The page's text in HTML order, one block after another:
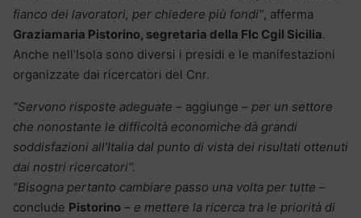
fianco dei lavoratori, per chiedere più fondi”, afferma
Graziamaria Pistorino, segretaria della Flc Cgil Sicilia.
Anche nell’Isola sono diversi i presidi e le manifestazioni
organizzate dai ricercatori del Cnr.
“Servono risposte adeguate – aggiunge – per un settore
che nonostante le difficoltà economiche dà grandi
soddisfazioni all’Italia dal punto di vista dei risultati ottenuti
dai nostri ricercatori”.
“Bisogna pertanto cambiare passo una volta per tutte –
conclude Pistorino – e mettere la ricerca tra le priorità di